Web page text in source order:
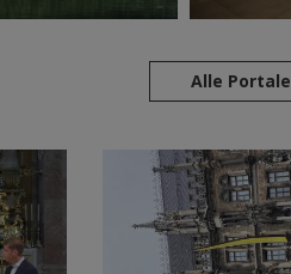
Alle Portale